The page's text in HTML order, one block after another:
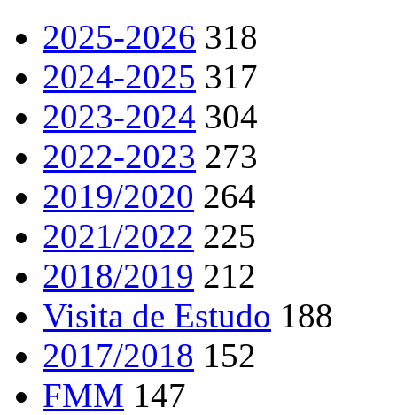
2025-2026 318
2024-2025 317
2023-2024 304
2022-2023 273
2019/2020 264
2021/2022 225
2018/2019 212
Visita de Estudo 188
2017/2018 152
FMM 147